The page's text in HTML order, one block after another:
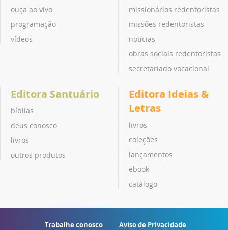
ouça ao vivo
programação
vídeos
missionários redentoristas
missões redentoristas
notícias
obras sociais redentoristas
secretariado vocacional
Editora Santuário
bíblias
deus conosco
livros
outros produtos
Editora Ideias &
Letras
livros
coleções
lançamentos
ebook
catálogo
Trabalhe conosco Aviso de Privacidade